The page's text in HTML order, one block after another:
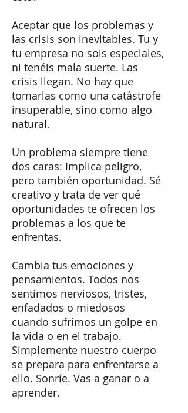
​Aceptar que los problemas y
las crisis son inevitables. Tu y
tu empresa no sois especiales,
ni tenéis mala suerte. Las
crisis llegan. No hay que
tomarlas como una catástrofe
insuperable, sino como algo
natural.
Un problema siempre tiene
dos caras: Implica peligro,
pero también oportunidad. Sé
creativo y trata de ver qué
oportunidades te ofrecen los
problemas a los que te
enfrentas.
Cambia tus emociones y
pensamientos. Todos nos
sentimos nerviosos, tristes,
enfadados o miedosos
cuando sufrimos un golpe en
la vida o en el trabajo.
Simplemente nuestro cuerpo
se prepara para enfrentarse a
ello. Sonríe. Vas a ganar o a
aprender.